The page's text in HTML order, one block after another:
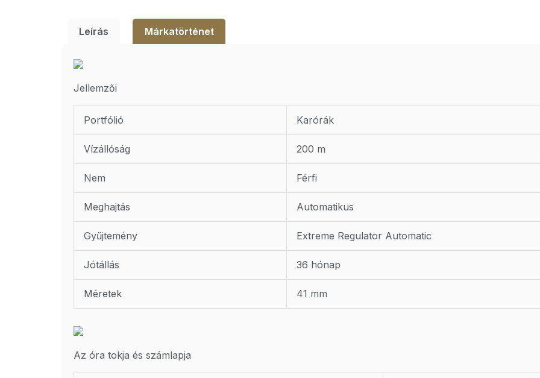
Leírás Márkatörténet
Jellemzői
Portfólió Karórák
Vízállóság 200 m
Nem Férfi
Meghajtás Automatikus
Gyűjtemény Extreme Regulator Automatic
Jótállás 36 hónap
Méretek 41 mm
Az óra tokja és számlapja